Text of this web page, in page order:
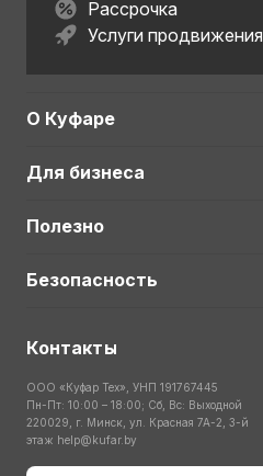
Рассрочка
Услуги продвижения
О Куфаре
Для бизнеса
Полезно
Безопасность
Контакты
ООО «Куфар Тех», УНП 191767445
Пн-Пт: 10:00 – 18:00; Сб, Вс: Выходной
220029, г. Минск, ул. Красная 7А-2, 3-й
этаж help@kufar.by